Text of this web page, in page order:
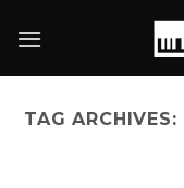
TAG ARCHIVES: